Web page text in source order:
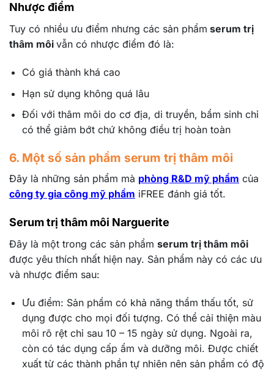
Nhược điểm
Tuy có nhiều ưu điểm nhưng các sản phẩm serum trị
thâm môi vẫn có nhược điểm đó là:
Có giá thành khá cao
Hạn sử dụng không quá lâu
Đối với thâm môi do cơ địa, di truyền, bẩm sinh chỉ
có thể giảm bớt chứ không điều trị hoàn toàn
6. Một số sản phẩm serum trị thâm môi
Đây là những sản phẩm mà phòng R&D mỹ phẩm của
công ty gia công mỹ phẩm iFREE đánh giá tốt.
Serum trị thâm môi Narguerite
Đây là một trong các sản phẩm serum trị thâm môi
được yêu thích nhất hiện nay. Sản phẩm này có các ưu
và nhược điểm sau:
Ưu điểm: Sản phẩm có khả năng thẩm thấu tốt, sử
dụng được cho mọi đối tượng. Có thể cải thiện màu
môi rõ rệt chỉ sau 10 – 15 ngày sử dụng. Ngoài ra,
còn có tác dụng cấp ẩm và dưỡng môi. Được chiết
xuất từ các thành phần tự nhiên nên sản phẩm có độ